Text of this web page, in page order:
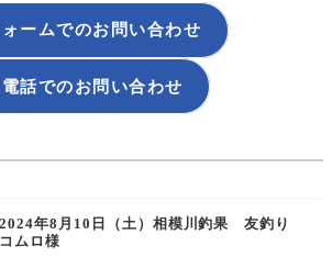
ームでのお問い合わせ
電話でのお問い合わせ
2024年8月10日（土）相模川釣果 友釣り
コムロ様